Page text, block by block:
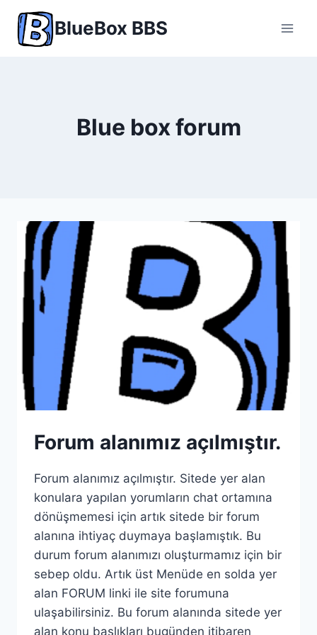
content
BlueBox BBS
Blue box forum
Forum alanımız açılmıştır.
Forum alanımız açılmıştır. Sitede yer alan
konulara yapılan yorumların chat ortamına
dönüşmemesi için artık sitede bir forum
alanına ihtiyaç duymaya başlamıştık. Bu
durum forum alanımızı oluşturmamız için bir
sebep oldu. Artık üst Menüde en solda yer
alan FORUM linki ile site forumuna
ulaşabilirsiniz. Bu forum alanında sitede yer
alan konu başlıkları bugünden itibaren